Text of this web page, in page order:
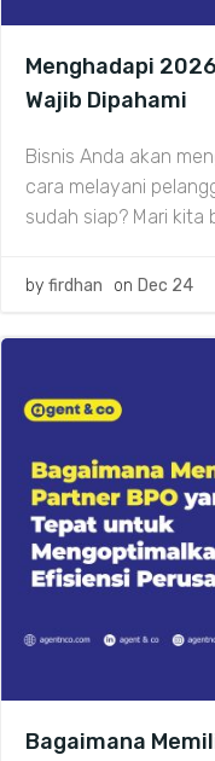
Menghadapi
Wajib Dipahami
Bisnis Anda akan
cara melayani
sudah siap? Mari kita
by firdhan on Dec 24
Bagaimana